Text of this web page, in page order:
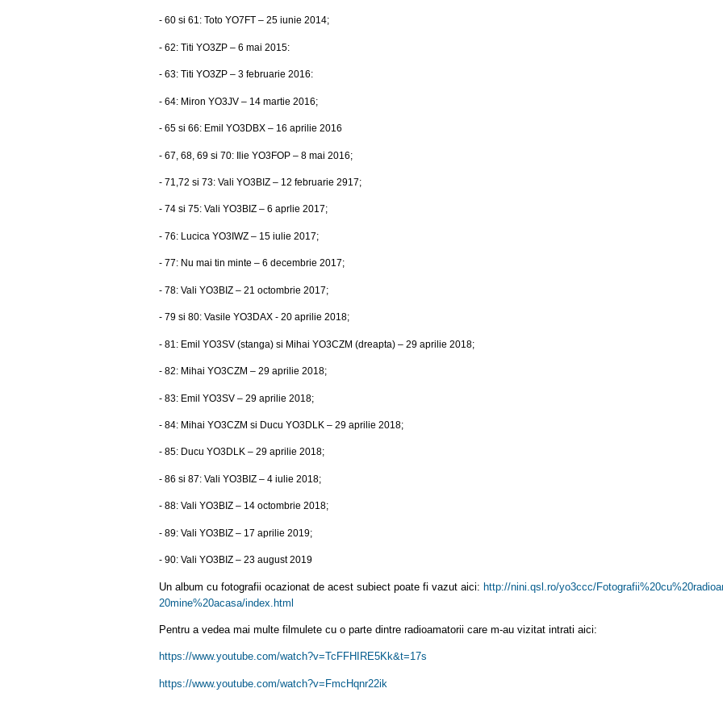
- 60 si 61: Toto YO7FT – 25 iunie 2014;
- 62: Titi YO3ZP – 6 mai 2015:
- 63: Titi YO3ZP – 3 februarie 2016:
- 64: Miron YO3JV – 14 martie 2016;
- 65 si 66: Emil YO3DBX – 16 aprilie 2016
- 67, 68, 69 si 70: Ilie YO3FOP – 8 mai 2016;
- 71,72 si 73: Vali YO3BIZ – 12 februarie 2917;
- 74 si 75: Vali YO3BIZ – 6 aprlie 2017;
- 76: Lucica YO3IWZ – 15 iulie 2017;
- 77: Nu mai tin minte – 6 decembrie 2017;
- 78: Vali YO3BIZ – 21 octombrie 2017;
- 79 si 80: Vasile YO3DAX - 20 aprilie 2018;
- 81: Emil YO3SV (stanga) si Mihai YO3CZM (dreapta) – 29 aprilie 2018;
- 82: Mihai YO3CZM – 29 aprilie 2018;
- 83: Emil YO3SV – 29 aprilie 2018;
- 84: Mihai YO3CZM si Ducu YO3DLK – 29 aprilie 2018;
- 85: Ducu YO3DLK – 29 aprilie 2018;
- 86 si 87: Vali YO3BIZ – 4 iulie 2018;
- 88: Vali YO3BIZ – 14 octombrie 2018;
- 89: Vali YO3BIZ – 17 aprilie 2019;
- 90: Vali YO3BIZ – 23 august 2019
Un album cu fotografii ocazionat de acest subiect poate fi vazut aici: http://nini.qsl.ro/yo3ccc/Fotografii%20cu%
20mine%20acasa/index.html
Pentru a vedea mai multe filmulete cu o parte dintre radioamatorii care m-au vizitat intrati aici:
https://www.youtube.com/watch?v=TcFFHIRE5Kk&t=17s
https://www.youtube.com/watch?v=FmcHqnr22ik